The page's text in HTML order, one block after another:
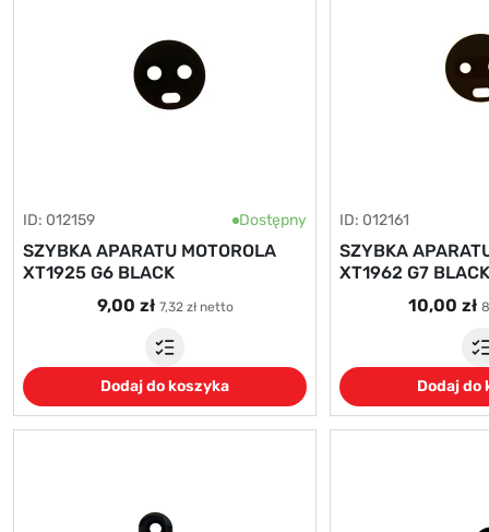
ID: 012159 Dostępny
SZYBKA APARATU MOTOROLA
XT1925 G6 BLACK
9,00 zł 7,32 zł netto
Dodaj do koszyka
ID: 012161
SZYBKA
XT1962 G7 BLACK
10,00 zł
Dodaj do